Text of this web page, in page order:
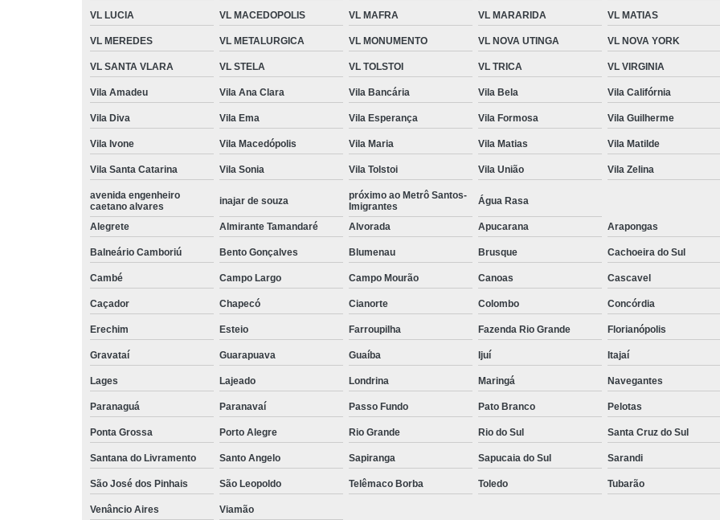
Medidor de Vazão para
Medidores de Vazão Laticínio
Moldadora Monobloco de
Monobloco de Mussarela
Monobloco Filadeira Queijo
Monobloco para Mussarela
Máquina Monobloco para
Pasteurizador de Leite
Pasteurizador de Leite e
Pasteurizador de Leite para
Pasteurizador Leite
Pasteurizador
Pasteurizadora de Leite
Máquina de Pasteurização de
Máquina Pasteurizador de
Pasteurizador de Suco
Pasteurizador de Sucos
Pasteurizador para Sucos
VL LUCIA VL MACEDOPOLIS VL MAFRA VL MARARIDA VL MATIAS
VL MEREDES VL METALURGICA VL MONUMENTO VL NOVA UTINGA VL NOVA YORK
VL SANTA VLARA VL STELA VL TOLSTOI VL TRICA VL VIRGINIA
Vila Amadeu Vila Ana Clara Vila Bancária Vila Bela Vila Califórnia
Vila Diva Vila Ema Vila Esperança Vila Formosa Vila Guilherme
Vila Ivone Vila Macedópolis Vila Maria Vila Matias Vila Matilde
Vila Santa Catarina Vila Sonia Vila Tolstoi Vila União Vila Zelina
avenida engenheiro
caetano alvares
inajar de souza
próximo ao Metrô Santos-
Imigrantes
Água Rasa
Alegrete Almirante Tamandaré Alvorada Apucarana Arapongas
Balneário Camboriú Bento Gonçalves Blumenau Brusque Cachoeira do Sul
Cambé Campo Largo Campo Mourão Canoas Cascavel
Caçador Chapecó Cianorte Colombo Concórdia
Erechim Esteio Farroupilha Fazenda Rio Grande Florianópolis
Gravataí Guarapuava Guaíba Ijuí Itajaí
Lages Lajeado Londrina Maringá Navegantes
Paranaguá Paranavaí Passo Fundo Pato Branco Pelotas
Ponta Grossa Porto Alegre Rio Grande Rio do Sul Santa Cruz do Sul
Santana do Livramento Santo Angelo Sapiranga Sapucaia do Sul Sarandi
São José dos Pinhais São Leopoldo Telêmaco Borba Toledo Tubarão
Venâncio Aires Viamão